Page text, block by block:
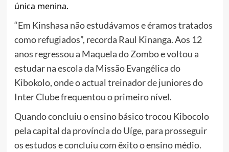
única menina.
“Em Kinshasa não estudávamos e éramos tratados
como refugiados”, recorda Raul Kinanga. Aos 12
anos regressou a Maquela do Zombo e voltou a
estudar na escola da Missão Evangélica do
Kibokolo, onde o actual treinador de juniores do
Inter Clube frequentou o primeiro nível.
Quando concluiu o ensino básico trocou Kibocolo
pela capital da província do Uíge, para prosseguir
os estudos e concluiu com êxito o ensino médio.